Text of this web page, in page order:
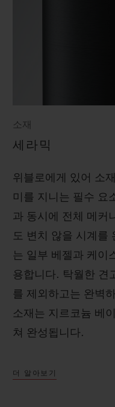
소재
세라믹
위블로에게 있어 소
미를 지니는 필수 요
과 동시에 전체 메커
도 변치 않을 시계를
는 일부 베젤과 케이
용합니다. 탁월한 견
를 제외하고는 완벽
소재는 지르코늄 베
쳐 완성됩니다.
더 알아보기